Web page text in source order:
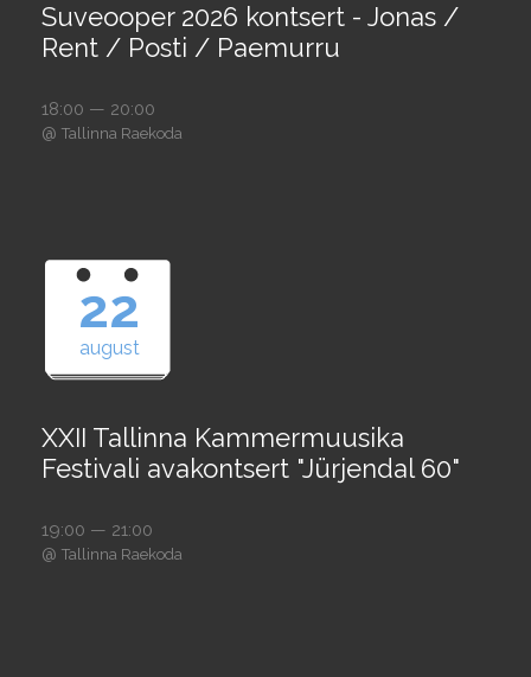
Suveooper 2026 kontsert - Jonas /
Rent / Posti / Paemurru
18:00 — 20:00
@ Tallinna Raekoda
22
august
XXII Tallinna Kammermuusika
Festivali avakontsert "Jürjendal 60"
19:00 — 21:00
@ Tallinna Raekoda